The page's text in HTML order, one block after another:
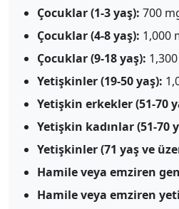
Çocuklar (1-3 yaş): 700
Çocuklar (4-8 yaş): 1,000
Çocuklar (9-18 yaş):
Yetişkinler (19-50 yaş):
Yetişkin erkekler (51-70
Yetişkin kadınlar (51-70
Yetişkinler (71 yaş ve
Hamile veya emziren
Hamile veya emziren